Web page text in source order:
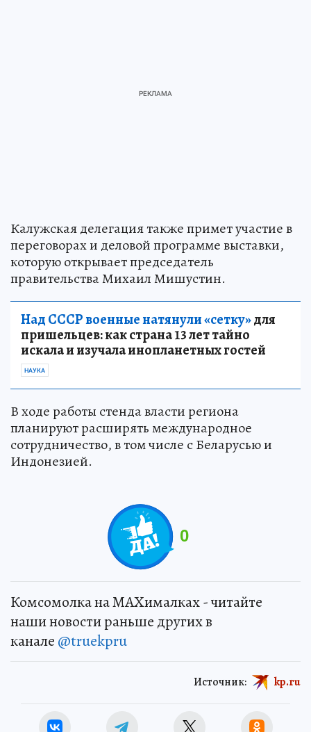
Калужская делегация также примет участие в
переговорах и деловой программе выставки,
которую открывает председатель
правительства Михаил Мишустин.
Над СССР военные натянули «сетку»для
пришельцев: как страна 13 лет тайно
искала и изучала инопланетных гостей
НАУКА
В ходе работы стенда власти региона
планируют расширять международное
сотрудничество, в том числе с Беларусью и
Индонезией.
0
Комсомолка на MAXималках - читайте
наши новости раньше других в
канале @truekpru
Источник: kp.ru